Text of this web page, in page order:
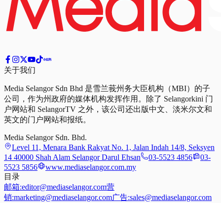
关于我们
Media Selangor Sdn Bhd 是雪兰莪州务大臣机构（MBI）的子
公司，作为州政府的媒体机构发挥作用。除了 Selangorkini 门
户网站和 SelangorTV 之外，该公司还出版中文、淡米尔文和
英文的门户网站和报纸。
Media Selangor Sdn. Bhd.
Level 11, Menara Bank Rakyat No. 1, Jalan Indah 14/8, Seksyen
14 40000 Shah Alam Selangor Darul Ehsan
03-5523 4856
03-
5523 5856
www.mediaselangor.com.my
目录
邮箱:editor@mediaselangor.com营
销:marketing@mediaselangor.com广告:sales@mediaselangor.com